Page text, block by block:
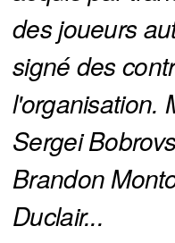
des joueurs
signé des
l'organisation.
Sergei
Brandon
Duclair...